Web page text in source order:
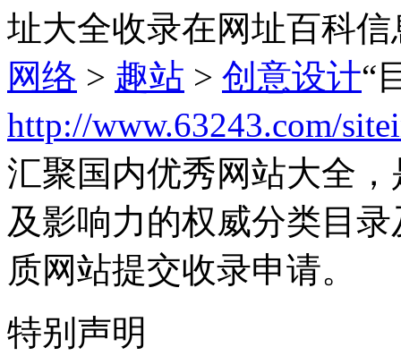
址大全收录在网址百科
网络 > 趣站 > 创意设计“
http://www.63243.com/
汇聚国内优秀网站大全
及影响力的权威分类目
质网站提交收录申请。
特别声明